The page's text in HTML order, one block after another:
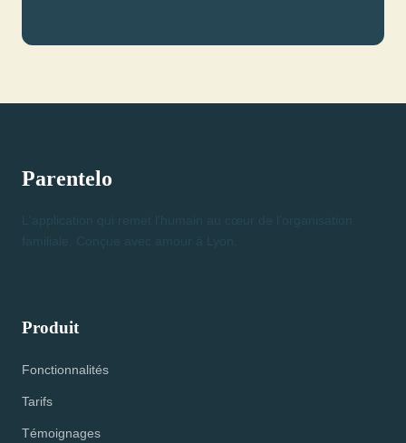
Parentelo
Produit
Fonctionnalités
Tarifs
Témoignages